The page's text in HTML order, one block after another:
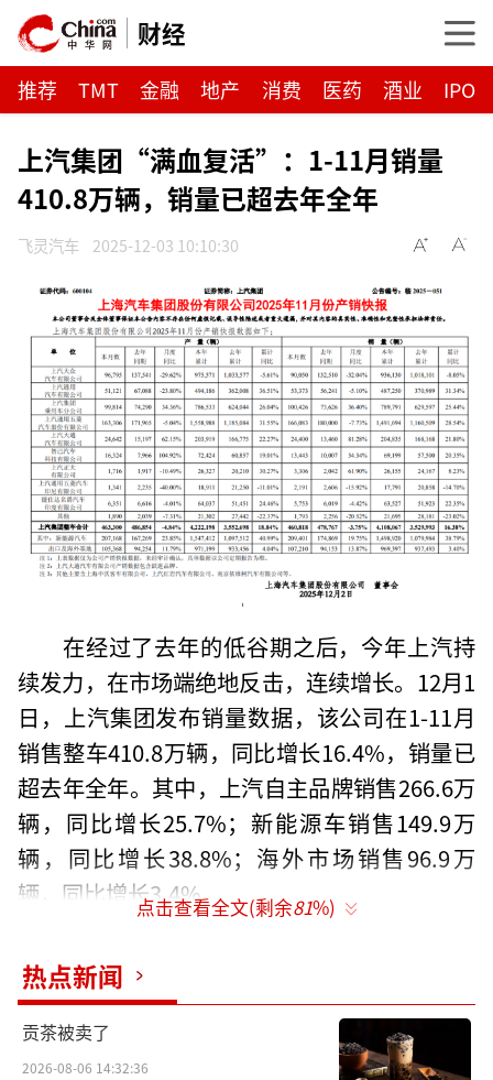
财经
推荐 TMT 金融 地产 消费 医药 酒业 IPO
上汽集团“满血复活”：1-11月销量
410.8万辆，销量已超去年全年
飞灵汽车 2025-12-03 10:10:30
在经过了去年的低谷期之后，今年上汽持
续发力，在市场端绝地反击，连续增长。12月1
日，上汽集团发布销量数据，该公司在1-11月
销售整车410.8万辆，同比增长16.4%，销量已
超去年全年。其中，上汽自主品牌销售266.6万
辆，同比增长25.7%；新能源车销售149.9万
辆，同比增长38.8%；海外市场销售96.9万
辆，同比增长3.4%。
源、海外市场“新三驾马车”的积极拉动下，
全年整体销量有望实现较快增长。
比较值得一提的是，今年上汽集团其实一
点击查看全文(剩余81%)
热点新闻
贡茶被卖了
2026-08-06 14:32:36